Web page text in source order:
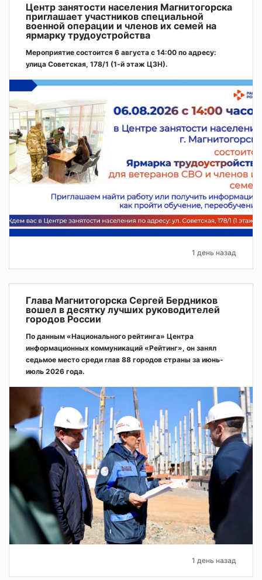
Центр занятости населения Магнитогорска
приглашает участников специальной
военной операции и членов их семей на
ярмарку трудоустройства
Мероприятие состоится 6 августа с 14:00 по адресу:
улица Советская, 178/1 (1‑й этаж ЦЗН).
1 день назад
Глава Магнитогорска Сергей Бердников
вошел в десятку лучших руководителей
городов России
По данным «Национального рейтинга» Центра
информационных коммуникаций «Рейтинг», он занял
седьмое место среди глав 88 городов страны за июнь-
июль 2026 года.
1 день назад